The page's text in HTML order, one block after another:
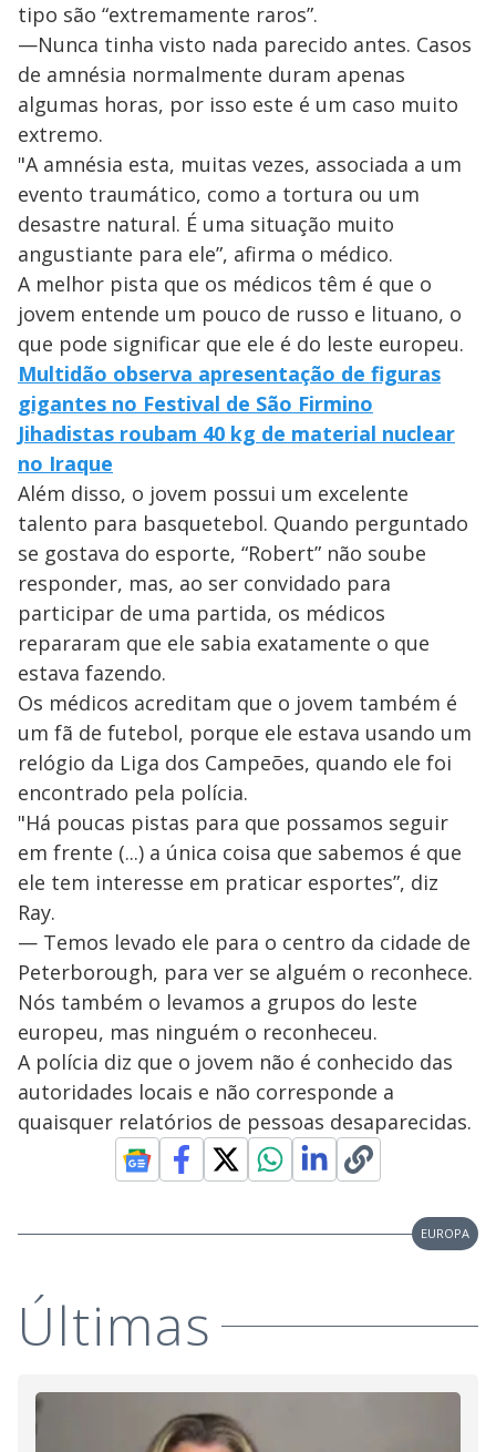
tipo são “extremamente raros”.
—Nunca tinha visto nada parecido antes. Casos
de amnésia normalmente duram apenas
algumas horas, por isso este é um caso muito
extremo.
"A amnésia esta, muitas vezes, associada a um
evento traumático, como a tortura ou um
desastre natural. É uma situação muito
angustiante para ele”, afirma o médico.
A melhor pista que os médicos têm é que o
jovem entende um pouco de russo e lituano, o
que pode significar que ele é do leste europeu.
Multidão observa apresentação de figuras
gigantes no Festival de São Firmino
Jihadistas roubam 40 kg de material nuclear
no Iraque
Além disso, o jovem possui um excelente
talento para basquetebol. Quando perguntado
se gostava do esporte, “Robert” não soube
responder, mas, ao ser convidado para
participar de uma partida, os médicos
repararam que ele sabia exatamente o que
estava fazendo.
Os médicos acreditam que o jovem também é
um fã de futebol, porque ele estava usando um
relógio da Liga dos Campeões, quando ele foi
encontrado pela polícia.
"Há poucas pistas para que possamos seguir
em frente (...) a única coisa que sabemos é que
ele tem interesse em praticar esportes”, diz
Ray.
— Temos levado ele para o centro da cidade de
Peterborough, para ver se alguém o reconhece.
Nós também o levamos a grupos do leste
europeu, mas ninguém o reconheceu.
A polícia diz que o jovem não é conhecido das
autoridades locais e não corresponde a
quaisquer relatórios de pessoas desaparecidas.
EUROPA
Últimas